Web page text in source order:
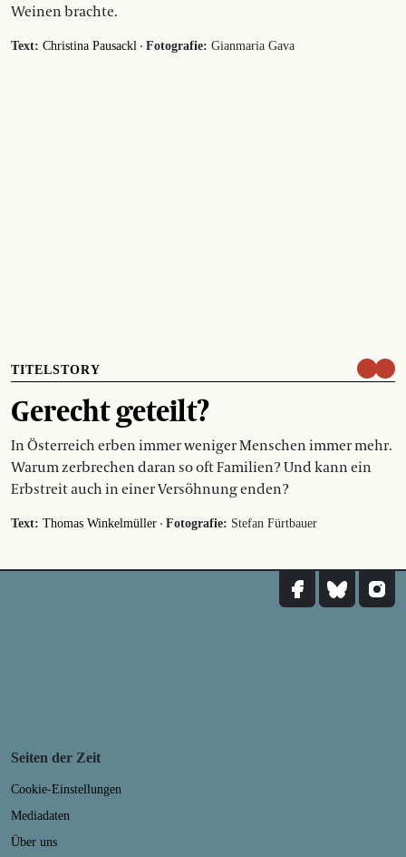
Weinen brachte.
Text: Christina Pausackl · Fotografie: Gianmaria Gava
TITELSTORY
Gerecht geteilt?
In Österreich erben immer weniger Menschen immer mehr.
Warum zerbrechen daran so oft Familien? Und kann ein
Erbstreit auch in einer Versöhnung enden?
Text: Thomas Winkelmüller · Fotografie: Stefan Fürtbauer
Seiten der Zeit
Cookie-Einstellungen
Mediadaten
Über uns